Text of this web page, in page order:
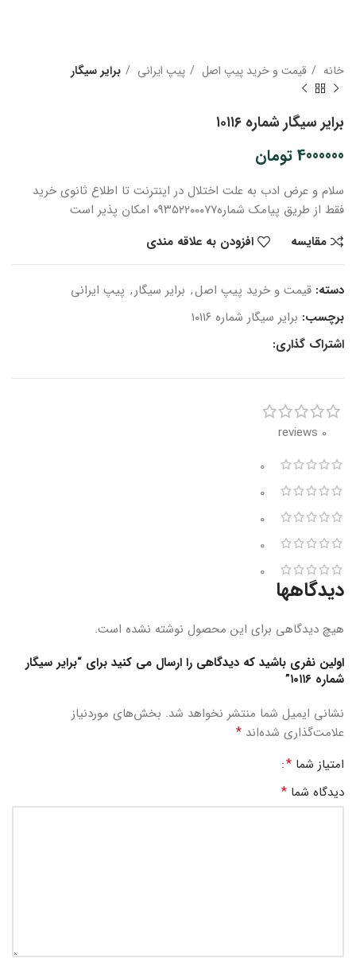
خانه قیمت و خرید پیپ اصل پیپ ایرانی برایر سیگار
برایر سیگار شماره ۱۰۱۱۶
4000000 تومان
سلام و عرض ادب به علت اختلال در اینترنت تا اطلاع ثانوی خرید
فقط از طریق پیامک شماره۰۹۳۵۲۲۰۰۰۷۷ امکان پذیر است
مقایسه
افزودن به علاقه مندی
دسته: قیمت و خرید پیپ اصل, برایر سیگار, پیپ ایرانی
برچسب: برایر سیگار شماره ۱۰۱۱۶
اشتراک گذاری:
0 reviews
0
0
0
0
0
دیدگاهها
هیچ دیدگاهی برای این محصول نوشته نشده است.
اولین نفری باشید که دیدگاهی را ارسال می کنید برای “برایر سیگار
شماره ۱۰۱۱۶”
نشانی ایمیل شما منتشر نخواهد شد. بخش‌های موردنیاز
علامت‌گذاری شده‌اند *
امتیاز شما *
دیدگاه شما *